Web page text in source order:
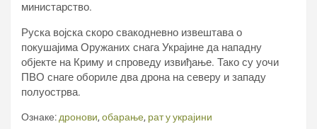
министарство.
Руска војска скоро свакодневно извештава о
покушајима Оружаних снага Украјине да нападну
објекте на Криму и спроведу извиђање. Тако су уочи
ПВО снаге обориле два дрона на северу и западу
полуострва.
Ознаке: дронови, обарање, рат у украјини